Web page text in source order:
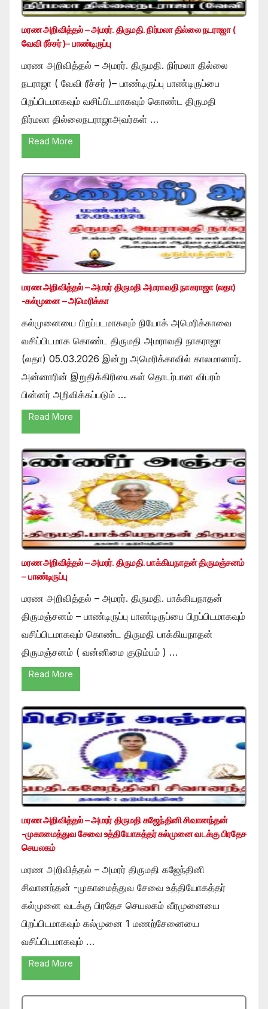
மரண அறிவித்தல் – அமரர். திருமதி. நிர்மலா தில்லை நடராஜா (
வேவி ரீச்சர் )– பாண்டிருப்பு
மரண அறிவித்தல் – அமரர். திருமதி. நிர்மலா தில்லை
நடராஜா ( வேவி ரீச்சர் )– பாண்டிருப்பு பாண்டிருப்பை
பிறப்பிடமாகவும் வசிப்பிடமாகவும் கொண்ட திருமதி
நிர்மலா தில்லைநடராஜாஅவர்கள் …
Read More
மரண அறிவித்தல் – அமரர் திருமதி அமராவதி நாகராஜா (லதா)
-கல்முனை – அமெரிக்கா
கல்முனையை பிறப்படமாகவும் நியோக் அமெரிக்காவை
வசிப்பிடமாக கொண்ட திருமதி அமராவதி நாகராஜா
(லதா) 05.03.2026 இன்று அமெரிக்காவில் காலமானார்.
அன்னாரின் இறுதிக்கிரியைகள் தொடர்பான விபரம்
பின்னர் அறிவிக்கப்படும் …
Read More
மரண அறிவித்தல் – அமரர். திருமதி. பாக்கியநாதன் திருமஞ்சனம்
– பாண்டிருப்பு
மரண அறிவித்தல் – அமரர். திருமதி. பாக்கியநாதன்
திருமஞ்சனம் – பாண்டிருப்பு பாண்டிருப்பை பிறப்பிடமாகவும்
வசிப்பிடமாகவும் கொண்ட திருமதி பாக்கியநாதன்
திருமஞ்சனம் ( வன்னிமை குடும்பம் ) …
Read More
மரண அறிவித்தல் – அமரர் திருமதி கஜேந்தினி சிவானந்தன்
-முகாமைத்துவ சேவை உத்தியோகத்தர் கல்முனை வடக்கு பிரதேச
செயலகம்
மரண அறிவித்தல் – அமரர் திருமதி கஜேந்தினி
சிவானந்தன் -முகாமைத்துவ சேவை உத்தியோகத்தர்
கல்முனை வடக்கு பிரதேச செயலகம் வீரமுனையை
பிறப்பிடமாகவும் கல்முனை 1 மணற்சேனையை
வசிப்பிடமாகவும் …
Read More